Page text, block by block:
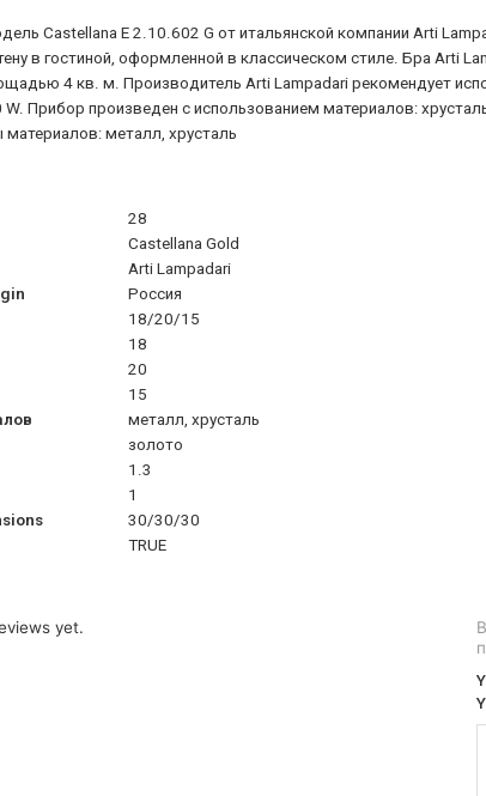
Castellana E 2.10.602 G от итальянской компании Arti
в гостиной, оформленной в классическом стиле. Бра Arti
4 кв. м. Производитель Arti Lampadari рекомендует
Прибор произведен с использованием материалов:
металл, хрусталь
28
Castellana Gold
Arti Lampadari
Россия
18/20/15
18
20
15
металл, хрусталь
золото
1.3
1
30/30/30
TRUE
yet.